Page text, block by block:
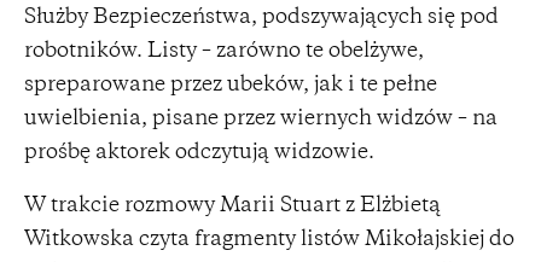
Służby Bezpieczeństwa, podszywających się pod
robotników. Listy – zarówno te obelżywe,
spreparowane przez ubeków, jak i te pełne
uwielbienia, pisane przez wiernych widzów – na
prośbę aktorek odczytują widzowie.
W trakcie rozmowy Marii Stuart z Elżbietą
Witkowska czyta fragmenty listów Mikołajskiej do